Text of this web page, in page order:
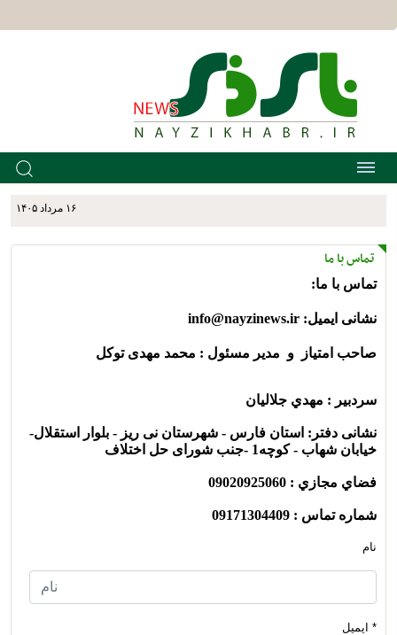
۱۶ مرداد ۱۴۰۵
تماس با ما
تماس با ما:
نشانی ایمیل: info@nayzinews.ir
صاحب امتیاز و مدیر مسئول : محمد مهدی توکل
سردبير : مهدي جلاليان
نشانی دفتر: استان فارس - شهرستان نی ریز - بلوار استقلال-
خیابان شهاب - کوچه1 -جنب شورای حل اختلاف
فضاي مجازي : 09020925060
شماره تماس : 09171304409
نام
* ایمیل